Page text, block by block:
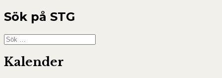
Sök på STG
Sök
efter:
Kalender